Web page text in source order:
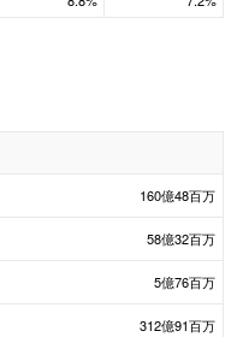
160億48百万
58億32百万
5億76百万
312億91百万